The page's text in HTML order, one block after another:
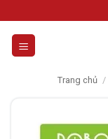
to
content
Trang chủ /